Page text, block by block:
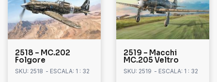
2518 – MC.202
Folgore
SKU: 2518 - ESCALA: 1 : 32
2519 – Macchi
MC.205 Veltro
SKU: 2519 - ESCALA: 1 : 32